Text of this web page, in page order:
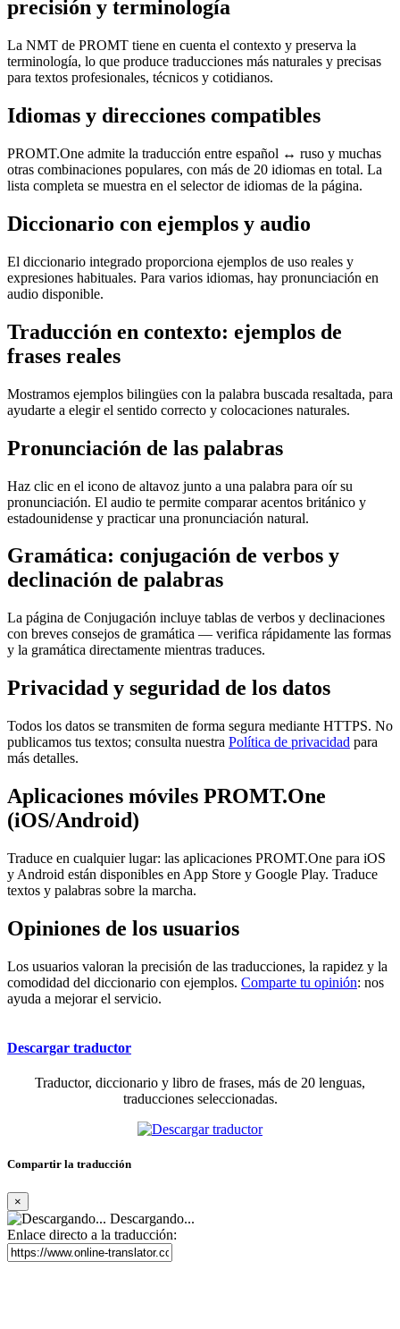
precisión y terminología
La NMT de PROMT tiene en cuenta el contexto y preserva la
terminología, lo que produce traducciones más naturales y precisas
para textos profesionales, técnicos y cotidianos.
Idiomas y direcciones compatibles
PROMT.One admite la traducción entre español ↔ ruso y muchas
otras combinaciones populares, con más de 20 idiomas en total. La
lista completa se muestra en el selector de idiomas de la página.
Diccionario con ejemplos y audio
El diccionario integrado proporciona ejemplos de uso reales y
expresiones habituales. Para varios idiomas, hay pronunciación en
audio disponible.
Traducción en contexto: ejemplos de
frases reales
Mostramos ejemplos bilingües con la palabra buscada resaltada, para
ayudarte a elegir el sentido correcto y colocaciones naturales.
Pronunciación de las palabras
Haz clic en el icono de altavoz junto a una palabra para oír su
pronunciación. El audio te permite comparar acentos británico y
estadounidense y practicar una pronunciación natural.
Gramática: conjugación de verbos y
declinación de palabras
La página de Conjugación incluye tablas de verbos y declinaciones
con breves consejos de gramática — verifica rápidamente las formas
y la gramática directamente mientras traduces.
Privacidad y seguridad de los datos
Todos los datos se transmiten de forma segura mediante HTTPS. No
publicamos tus textos; consulta nuestra Política de privacidad para
más detalles.
Aplicaciones móviles PROMT.One
(iOS/Android)
Traduce en cualquier lugar: las aplicaciones PROMT.One para iOS
y Android están disponibles en App Store y Google Play. Traduce
textos y palabras sobre la marcha.
Opiniones de los usuarios
Los usuarios valoran la precisión de las traducciones, la rapidez y la
comodidad del diccionario con ejemplos. Comparte tu opinión: nos
ayuda a mejorar el servicio.
Descargar traductor
Traductor, diccionario y libro de frases, más de 20 lenguas,
traducciones seleccionadas.
Compartir la traducción
×
Descargando...
Enlace directo a la traducción: